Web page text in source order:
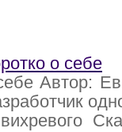
о себе
Автор: